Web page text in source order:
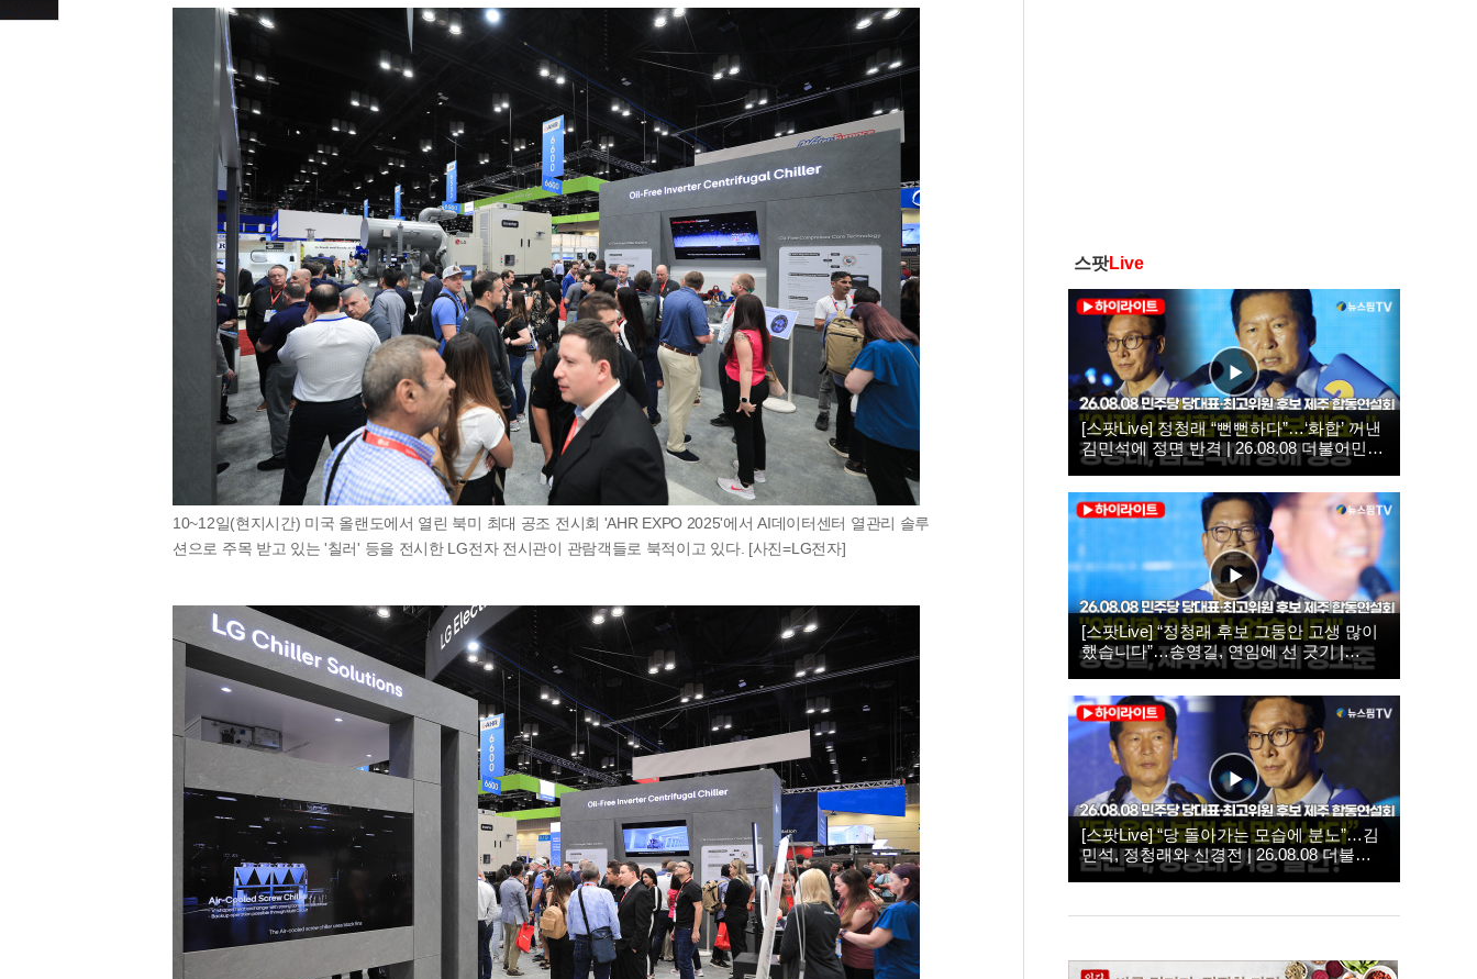
10~12일(현지시간) 미국 올랜도에서 열린 북미 최대 공조 전시회 'AHR EXPO 2025'에서 AI데이터센터 열관리 솔루
션으로 주목 받고 있는 '칠러' 등을 전시한 LG전자 전시관이 관람객들로 북적이고 있다. [사진=LG전자]
스팟Live
[스팟Live] 정청래 “뻔뻔하다”…‘화합’ 꺼낸
김민석에 정면 반격 | 26.08.08 더불어민주
당 당대표·최고위원 후보 제주 합동연설회
[스팟Live] “정청래 후보 그동안 고생 많이
했습니다”…송영길, 연임에 선 긋기 |
26.08.08 더불어민주당 당대표·최고위원
[스팟Live] “당 돌아가는 모습에 분노”…김
민석, 정청래와 신경전 | 26.08.08 더불어
민주당 당대표·최고위원 후보 제주 합동연